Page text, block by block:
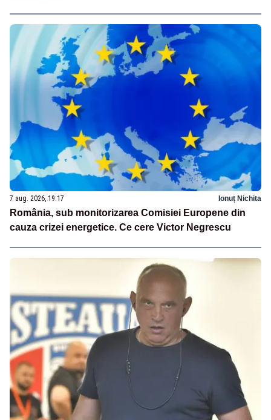
7 aug. 2026, 19:17 Ionuț Nichita
România, sub monitorizarea Comisiei Europene din
cauza crizei energetice. Ce cere Victor Negrescu